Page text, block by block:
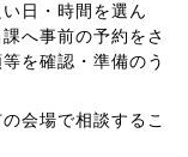
日・時間を選ん
へ事前の予約をさ
を確認・準備のう
会場で相談するこ